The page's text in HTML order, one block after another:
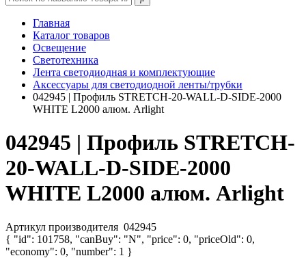
Главная
Каталог товаров
Освещение
Светотехника
Лента светодиодная и комплектующие
Аксессуары для светодиодной ленты/трубки
042945 | Профиль STRETCH-20-WALL-D-SIDE-2000
WHITE L2000 алюм. Arlight
042945 | Профиль STRETCH-
20-WALL-D-SIDE-2000
WHITE L2000 алюм. Arlight
Артикул производителя 042945
{ "id": 101758, "canBuy": "N", "price": 0, "priceOld": 0,
"economy": 0, "number": 1 }